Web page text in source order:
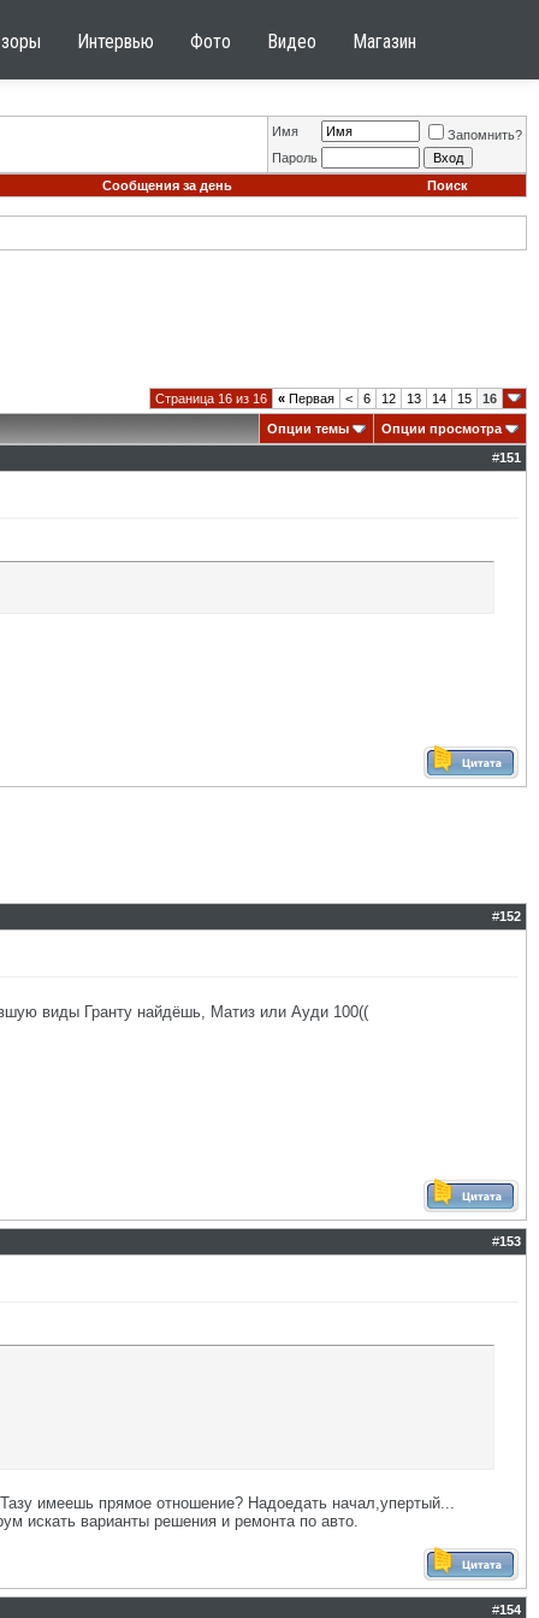
Интервью Фото Видео Магазин
Имя
Запомнить?
Пароль
Сообщения за день Поиск
Страница 16 из 16 « Первая < 6 12 13 14 15 16
Опции темы
Опции просмотра
#151
#152
виды Гранту найдёшь, Матиз или Ауди 100((
#153
имеешь прямое отношение? Надоедать начал,упертый...
искать варианты решения и ремонта по авто.
#154